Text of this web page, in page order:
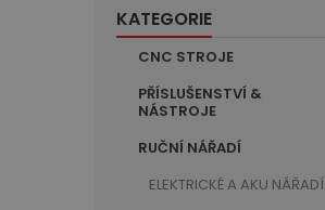
KATEGORIE
CNC STROJE
PŘÍSLUŠENSTVÍ &
NÁSTROJE
RUČNÍ NÁŘADÍ
ELEKTRICKÉ A AKU NÁŘADÍ